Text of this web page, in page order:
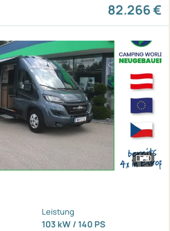
82.266 €
Leistung
103 kW / 140 PS